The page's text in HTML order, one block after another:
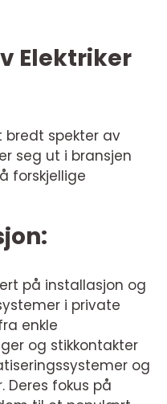
Elektriker
bredt spekter av
seg ut i bransjen
forskjellige
på installasjon og
i private
enkle
og stikkontakter
og
Deres fokus på